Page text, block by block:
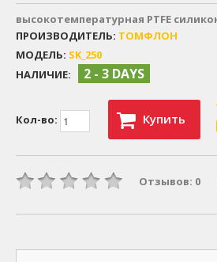
высокотемпературная PTFE
ПРОИЗВОДИТЕЛЬ: ТОМФЛОН
МОДЕЛЬ: SK_250
НАЛИЧИЕ:
2 - 3 DAYS
Кол-во: Купить
Отзывов: 0